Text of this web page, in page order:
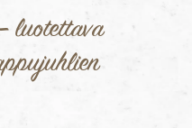
luotettava